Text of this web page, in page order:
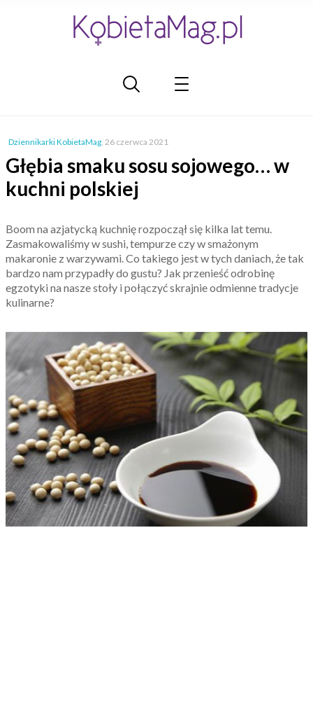
Dziennikarki KobietaMag, 26 czerwca 2021
Głębia smaku sosu sojowego… w
kuchni polskiej
Boom na azjatycką kuchnię rozpoczął się kilka lat temu.
Zasmakowaliśmy w sushi, tempurze czy w smażonym
makaronie z warzywami. Co takiego jest w tych daniach, że tak
bardzo nam przypadły do gustu? Jak przenieść odrobinę
egzotyki na nasze stoły i połączyć skrajnie odmienne tradycje
kulinarne?